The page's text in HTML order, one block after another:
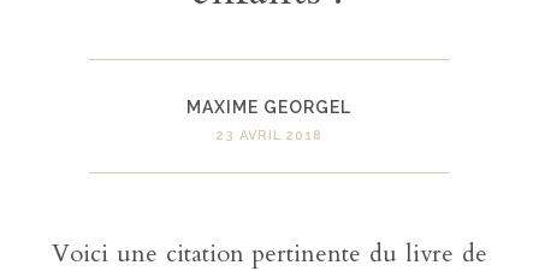
MAXIME GEORGEL
23 AVRIL 2018
Voici une citation pertinente du livre de